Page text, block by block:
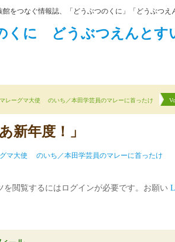
館をつなぐ情報誌、「どうぶつのくに」「どうぶつえ
レーグマ大使 のいち／本田学芸員のマレーに首ったけ
新年度！」
マ大使 のいち／本田学芸員のマレーに首ったけ
を閲覧するにはログインが必要です。お願い